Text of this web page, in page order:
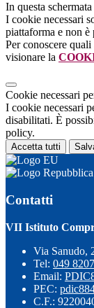
In questa
I cookie necessari
piattaforma e non
Per conoscere
visionare la
Cookie necessari
I cookie necessari
disabilitati. È
policy.
Accetta tutti
Contatti
VII Istituto
Via Sanudo,
Tel: 049
Email:
PEC:
C.F.: